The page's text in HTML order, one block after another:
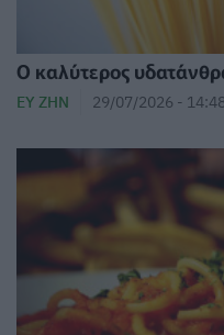
Ο καλύτερος
ΕΥ ΖΗΝ 29/07/2026 - 14:48